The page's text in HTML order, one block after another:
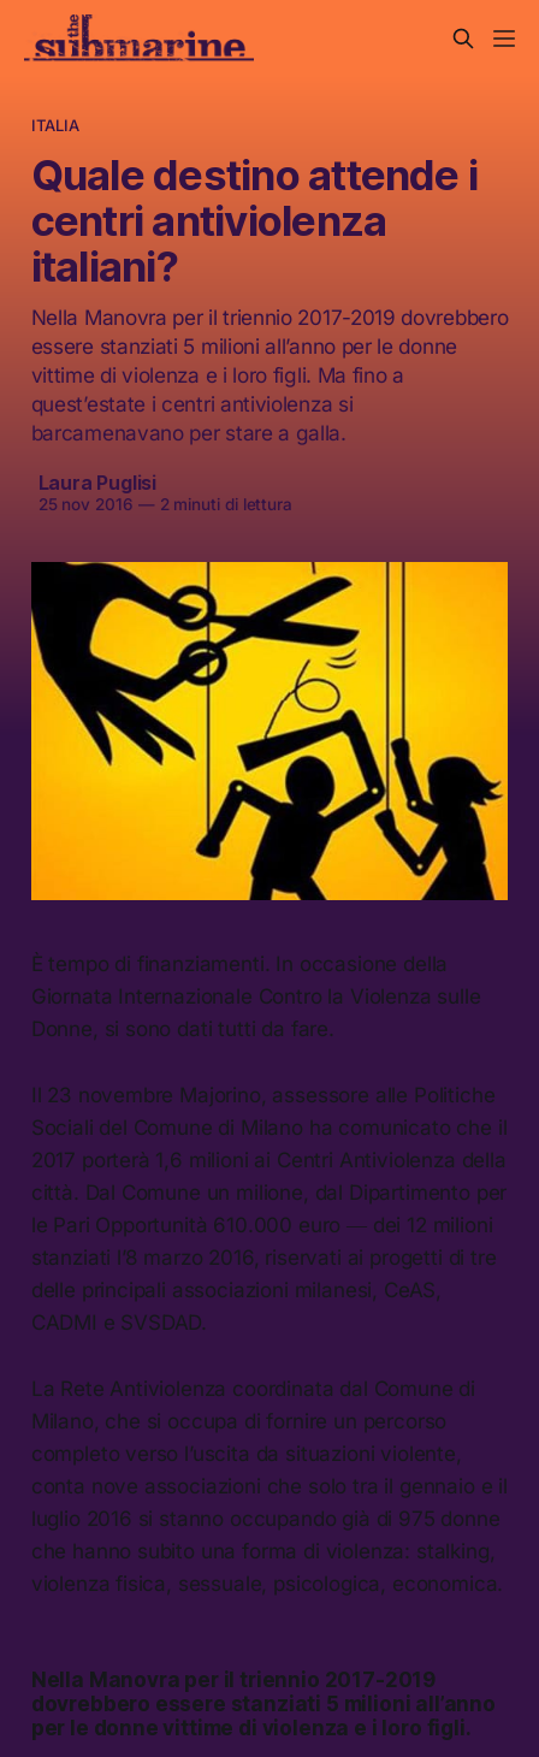
ITALIA
Quale destino attende i
centri antiviolenza
italiani?
Nella Manovra per il triennio 2017-2019 dovrebbero
essere stanziati 5 milioni all’anno per le donne
vittime di violenza e i loro figli. Ma fino a
quest’estate i centri antiviolenza si
barcamenavano per stare a galla.
Laura Puglisi
25 nov 2016 —2 minuti di lettura
È tempo di finanziamenti. In occasione della
Giornata Internazionale Contro la Violenza sulle
Donne, si sono dati tutti da fare.
Il 23 novembre Majorino, assessore alle Politiche
Sociali del Comune di Milano ha comunicato che il
2017 porterà 1,6 milioni ai Centri Antiviolenza della
città. Dal Comune un milione, dal Dipartimento per
le Pari Opportunità 610.000 euro ― dei 12 milioni
stanziati l’8 marzo 2016, riservati ai progetti di tre
delle principali associazioni milanesi, CeAS,
CADMI e SVSDAD.
La Rete Antiviolenza coordinata dal Comune di
Milano, che si occupa di fornire un percorso
completo verso l’uscita da situazioni violente,
conta nove associazioni che solo tra il gennaio e il
luglio 2016 si stanno occupando già di 975 donne
che hanno subito una forma di violenza: stalking,
violenza fisica, sessuale, psicologica, economica.
Nella Manovra per il triennio 2017-2019
dovrebbero essere stanziati 5 milioni all’anno
per le donne vittime di violenza e i loro figli.